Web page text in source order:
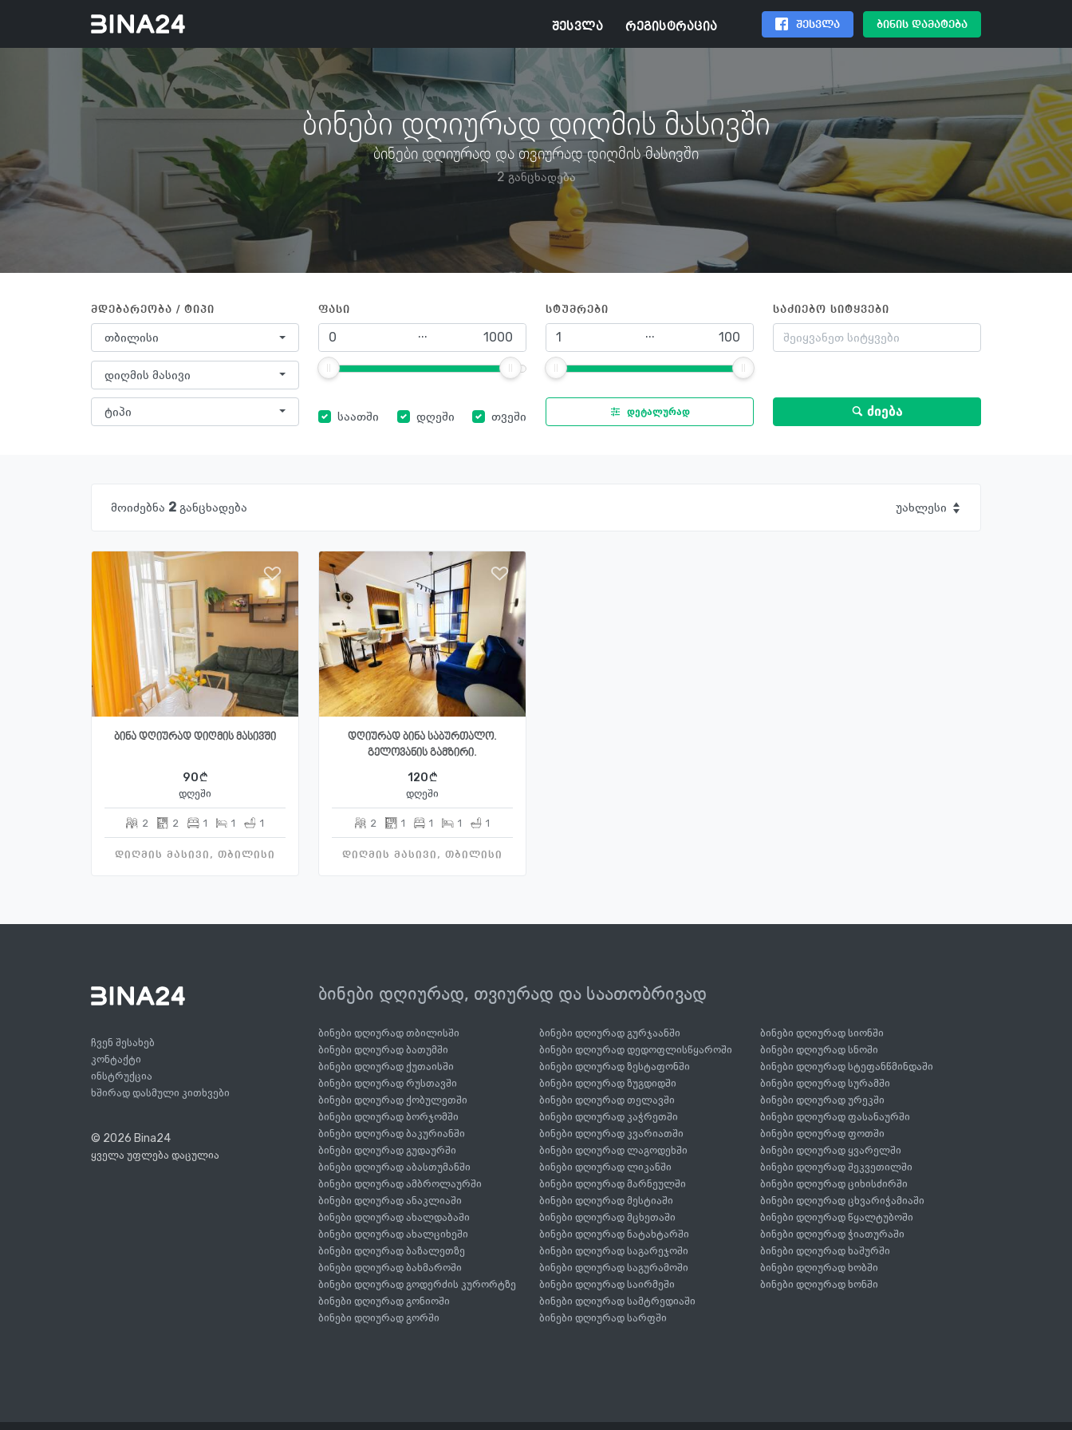
შესვლა რეგისტრაცია შესვლა ბინის დამატება
ბინები დღიურად დიღმის მასივში
ბინები დღიურად და თვიურად დიღმის მასივში
2 განცხადება
მდებარეობა / ტიპი
თბილისი
დიღმის მასივი
ტიპი
ფასი
...
საათში დღეში თვეში
სტუმრები
...
დეტალურად
საძიებო სიტყვები
ძიება
მოიძებნა 2 განცხადება უახლესი
ბინა დღიურად დიღმის მასივში
90
დღეში
2 2 1 1 1
დიღმის მასივი, თბილისი
დღიურად ბინა საბურთალო.
გელოვანის გამზირი.
120
დღეში
2 1 1 1 1
დიღმის მასივი, თბილისი
ჩვენ შესახებ
კონტაქტი
ინსტრუქცია
ხშირად დასმული კითხვები
© 2026 Bina24
ყველა უფლება დაცულია
ბინები დღიურად, თვიურად და საათობრივად
ბინები დღიურად თბილისში
ბინები დღიურად ბათუმში
ბინები დღიურად ქუთაისში
ბინები დღიურად რუსთავში
ბინები დღიურად ქობულეთში
ბინები დღიურად ბორჯომში
ბინები დღიურად ბაკურიანში
ბინები დღიურად გუდაურში
ბინები დღიურად აბასთუმანში
ბინები დღიურად ამბროლაურში
ბინები დღიურად ანაკლიაში
ბინები დღიურად ახალდაბაში
ბინები დღიურად ახალციხეში
ბინები დღიურად ბაზალეთზე
ბინები დღიურად ბახმაროში
ბინები დღიურად გოდერძის კურორტზე
ბინები დღიურად გონიოში
ბინები დღიურად გორში
ბინები დღიურად გურჯაანში
ბინები დღიურად დედოფლისწყაროში
ბინები დღიურად ზესტაფონში
ბინები დღიურად ზუგდიდში
ბინები დღიურად თელავში
ბინები დღიურად კაჭრეთში
ბინები დღიურად კვარიათში
ბინები დღიურად ლაგოდეხში
ბინები დღიურად ლიკანში
ბინები დღიურად მარნეულში
ბინები დღიურად მესტიაში
ბინები დღიურად მცხეთაში
ბინები დღიურად ნატახტარში
ბინები დღიურად საგარეჯოში
ბინები დღიურად საგურამოში
ბინები დღიურად საირმეში
ბინები დღიურად სამტრედიაში
ბინები დღიურად სარფში
ბინები დღიურად სიონში
ბინები დღიურად სნოში
ბინები დღიურად სტეფანწმინდაში
ბინები დღიურად სურამში
ბინები დღიურად ურეკში
ბინები დღიურად ფასანაურში
ბინები დღიურად ფოთში
ბინები დღიურად ყვარელში
ბინები დღიურად შეკვეთილში
ბინები დღიურად ციხისძირში
ბინები დღიურად ცხვარიჭამიაში
ბინები დღიურად წყალტუბოში
ბინები დღიურად ჭიათურაში
ბინები დღიურად ხაშურში
ბინები დღიურად ხობში
ბინები დღიურად ხონში